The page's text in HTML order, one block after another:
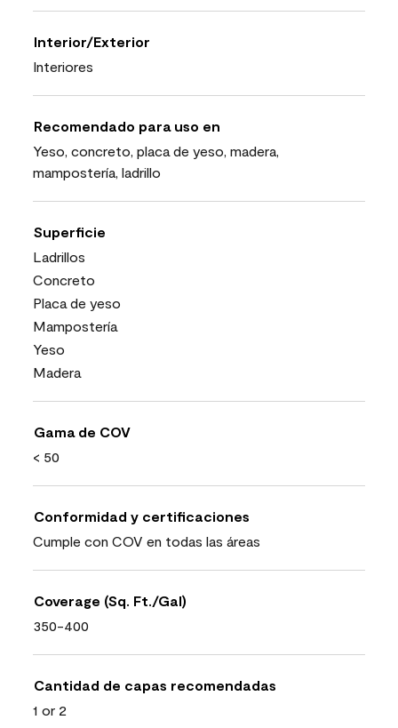
Interior/Exterior
Interiores
Recomendado para uso en
Yeso, concreto, placa de yeso, madera,
mampostería, ladrillo
Superficie
Ladrillos
Concreto
Placa de yeso
Mampostería
Yeso
Madera
Gama de COV
< 50
Conformidad y certificaciones
Cumple con COV en todas las áreas
Coverage (Sq. Ft./Gal)
350-400
Cantidad de capas recomendadas
1 or 2